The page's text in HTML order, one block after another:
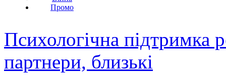
Промо
Психологічна підтримка
партнери, близькі